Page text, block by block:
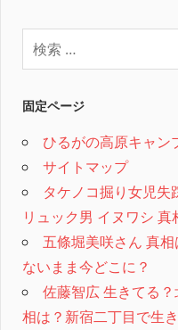
固定ページ
ひるがの高原キャン
サイトマップ
タケノコ掘り女児失
リュック男 イヌワシ 真
五條堀美咲さん 真
ないまま今どこに？
佐藤智広 生きてる
相は？新宿二丁目で生